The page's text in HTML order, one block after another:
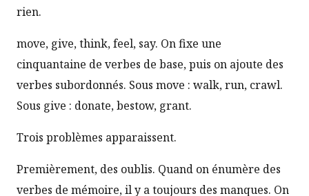
rien.
move, give, think, feel, say. On fixe une
cinquantaine de verbes de base, puis on ajoute des
verbes subordonnés. Sous move : walk, run, crawl.
Sous give : donate, bestow, grant.
Trois problèmes apparaissent.
Premièrement, des oublis. Quand on énumère des
verbes de mémoire, il y a toujours des manques. On